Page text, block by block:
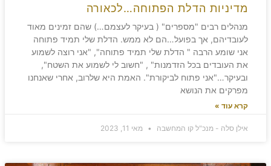
מדיניות הדלת הפתוחה…לכאורה
מנהלים רבים "מספרים" ( בעיקר לעצמם…) שהם זמינים מאוד
לעובדיהם, אך בפועל…הם לא ממש. הדלת שלי תמיד פתוחה
אני שומע הרבה " הדלת שלי תמיד פתוחה", "אני רוצה לשמוע
את העובדים בכל הזדמנות" , "חשוב לי לשמוע את השטח",
ובעיקר…"אני פתוח לביקורת". האמת היא שלרוב, אחרי שאנחנו
מפרקים את הנושא
קרא עוד »
אילן סלה - מנכ"ל קו המחשבה מאי 11, 2023